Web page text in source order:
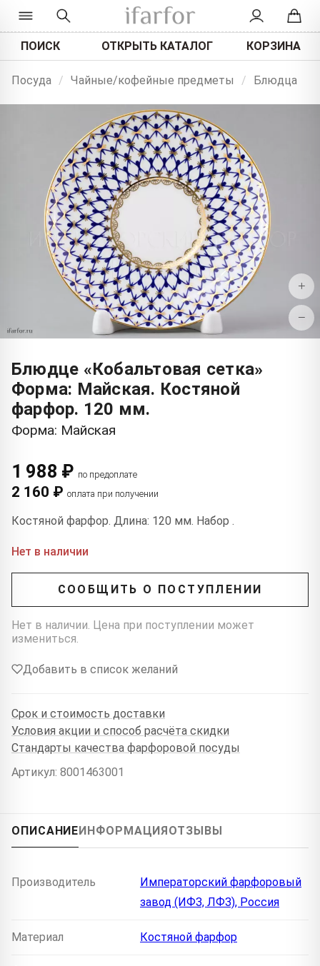
ПОИСК ОТКРЫТЬ КАТАЛОГ КОРЗИНА
Посуда / Чайные/кофейные предметы / Блюдца
+
−
Блюдце «Кобальтовая сетка»
Форма: Майская. Костяной
фарфор. 120 мм.
Форма: Майская
1 988 ₽ по предоплате
2 160 ₽ оплата при получении
Костяной фарфор. Длина: 120 мм. Набор .
Нет в наличии
СООБЩИТЬ О ПОСТУПЛЕНИИ
Нет в наличии. Цена при поступлении может
измениться.
Добавить в список желаний
Срок и стоимость доставки
Условия акции и способ расчёта скидки
Стандарты качества фарфоровой посуды
Артикул: 8001463001
ОПИСАНИЕИНФОРМАЦИЯОТЗЫВЫ
Производитель
Императорский фарфоровый
завод (ИФЗ, ЛФЗ), Россия
Материал Костяной фарфор